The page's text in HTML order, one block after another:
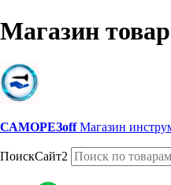
Магазин
САМОРЕЗoff Магазин
ПоискСайт2